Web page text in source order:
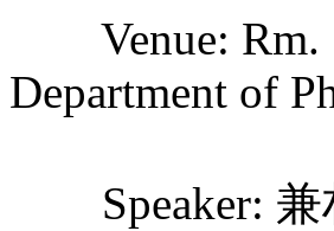
Venue: Rm.
Department of
Speaker: 兼